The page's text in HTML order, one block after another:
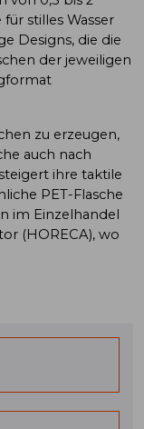
stilles Wasser
Designs, die die
der jeweiligen
zu erzeugen,
auch nach
ihre taktile
PET-Flasche
im Einzelhandel
(HORECA), wo